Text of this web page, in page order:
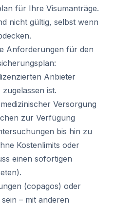
für Ihre Visumanträge.
nicht gültig, selbst wenn
Anforderungen für den
Anbieter
ist.
Versorgung
zur Verfügung
bis hin zu
Kostenlimits oder
einen sofortigen
(copagos) oder
– mit anderen